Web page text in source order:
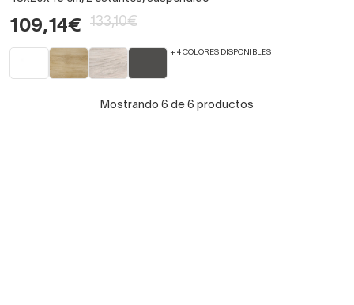
109,14€ 133,10€
+ 4 COLORES DISPONIBLES
Mostrando 6 de 6 productos